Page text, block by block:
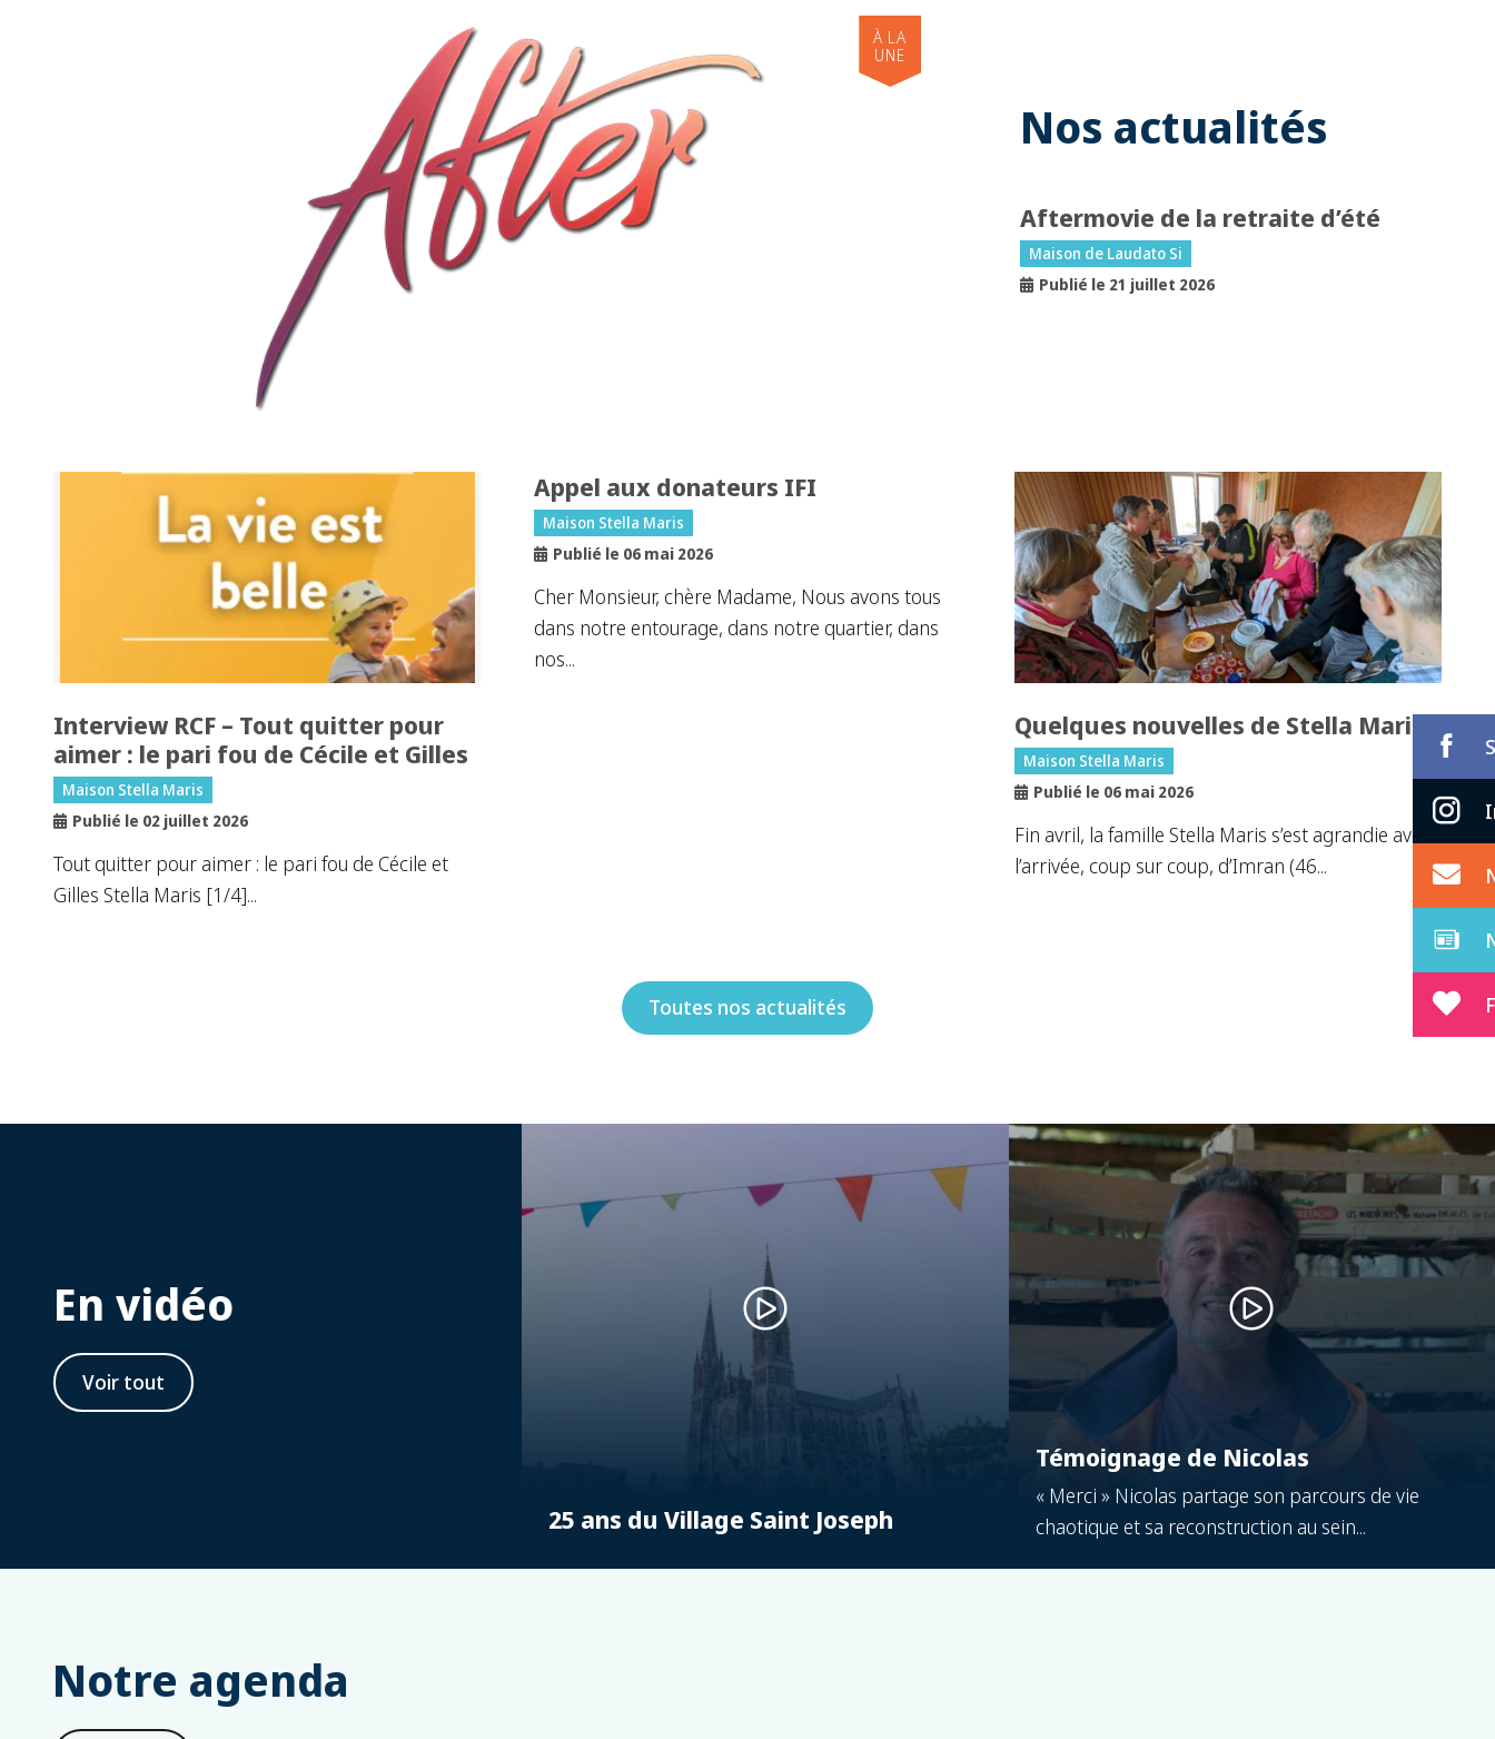
Nos actualités
Aftermovie de la retraite d’été
Maison de Laudato Si
Publié le 21 juillet 2026
Interview RCF – Tout quitter pour
aimer : le pari fou de Cécile et Gilles
Maison Stella Maris
Publié le 02 juillet 2026
Tout quitter pour aimer : le pari fou de Cécile et
Gilles Stella Maris [1/4]...
Appel aux donateurs IFI
Maison Stella Maris
Publié le 06 mai 2026
Cher Monsieur, chère Madame, Nous avons tous
dans notre entourage, dans notre quartier, dans
nos...
Quelques nouvelles de Stella Maris
Maison Stella Maris
Publié le 06 mai 2026
Fin avril, la famille Stella Maris s’est agrandie avec
l’arrivée, coup sur coup, d’Imran (46...
Toutes nos actualités
En vidéo
Voir tout
25 ans du Village Saint Joseph
Témoignage de Nicolas
« Merci » Nicolas partage son parcours de vie
chaotique et sa reconstruction au sein...
Notre agenda